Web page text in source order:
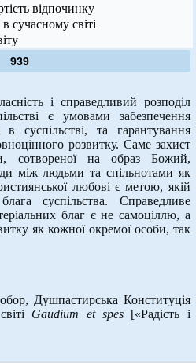
відпочинку
сучасному світі
939
і справедливий розподіл
є умовами забезпечення
суспільстві, та гарантування
розвитку. Саме захист
сотвореної на образ Божий,
між людьми та спільнотами як
любові є метою, якій
суспільства. Справедливе
благ є не самоціллю, а
як кожної окремої особи, так
Душпастирська Конституція
Gaudium et spes[«Радість і